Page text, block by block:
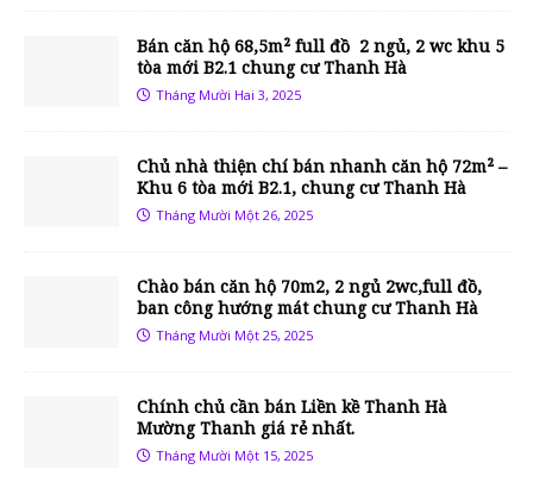
Bán căn hộ 68,5m² full đồ 2 ngủ, 2 wc khu 5
tòa mới B2.1 chung cư Thanh Hà
Tháng Mười Hai 3, 2025
Chủ nhà thiện chí bán nhanh căn hộ 72m² –
Khu 6 tòa mới B2.1, chung cư Thanh Hà
Tháng Mười Một 26, 2025
Chào bán căn hộ 70m2, 2 ngủ 2wc,full đồ,
ban công hướng mát chung cư Thanh Hà
Tháng Mười Một 25, 2025
Chính chủ cần bán Liền kề Thanh Hà
Mường Thanh giá rẻ nhất.
Tháng Mười Một 15, 2025